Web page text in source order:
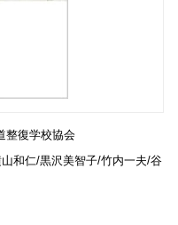
整復学校協会
和仁/黒沢美智子/竹内一夫/谷